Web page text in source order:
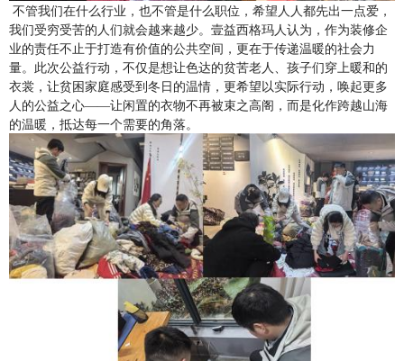
不管我们在什么行业，也不管是什么职位，希望人人都先出一点爱，
我们受穷受苦的人们就会越来越少。壹益西格玛 人认为 ， 作为装修企
业的责任不止于打造有价值的公共空间，更在于传递温暖的社会力
量。此次公益行动，不仅是想让色达的贫苦老人、 孩子们穿上暖和的
衣裳，让贫困家庭感受到冬日的温情，更希望以实际行动，唤起更多
人的公益之心——让闲置的衣物不再被束之高阁，而是化作跨越山海
的温暖，抵达每一个需要的角落。